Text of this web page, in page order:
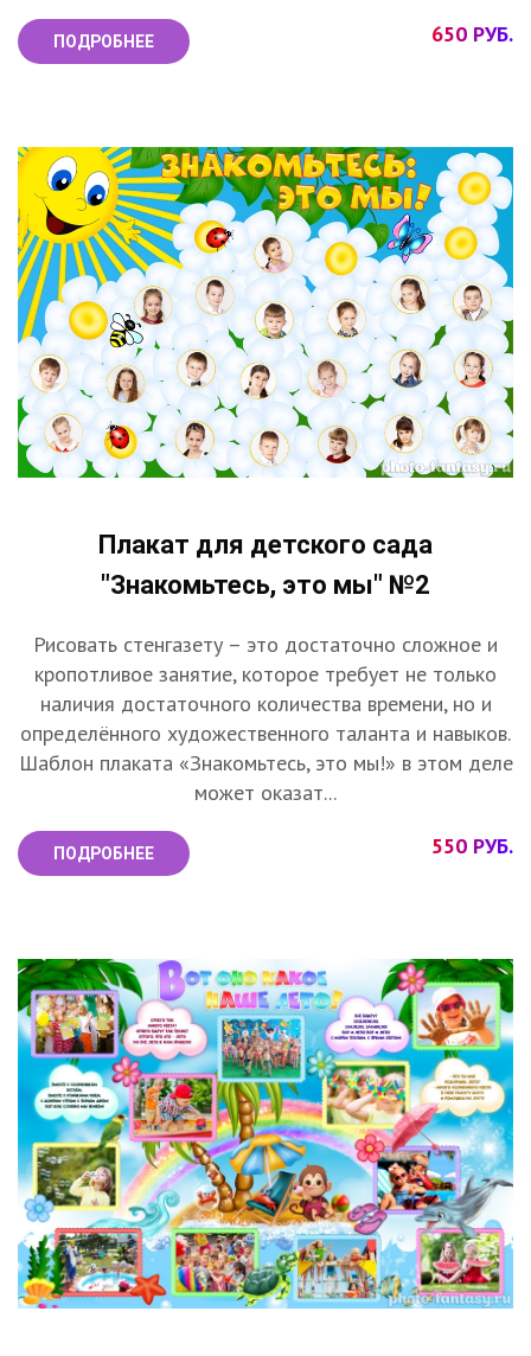
ПОДРОБНЕЕ 650 РУБ.
Плакат для детского сада
"Знакомьтесь, это мы" №2
Рисовать стенгазету – это достаточно сложное и
кропотливое занятие, которое требует не только
наличия достаточного количества времени, но и
определённого художественного таланта и навыков.
Шаблон плаката «Знакомьтесь, это мы!» в этом деле
может оказат...
ПОДРОБНЕЕ 550 РУБ.